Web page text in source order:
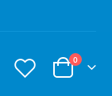
Cart
0